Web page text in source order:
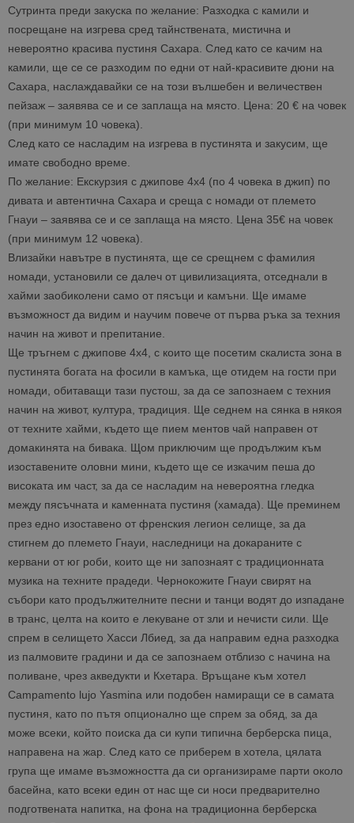
Сутринта преди закуска по желание: Разходка с камили и
посрещане на изгрева сред тайнствената, мистична и
невероятно красива пустиня Сахара. След като се качим на
камили, ще се се разходим по едни от най-красивите дюни на
Сахара, наслаждавайки се на този вълшебен и величествен
пейзаж – заявява се и се заплаща на място. Цена: 20 € на човек
(при минимум 10 човека).
След като се насладим на изгрева в пустинята и закусим, ще
имате свободно време.
По желание: Екскурзия с джипове 4х4 (по 4 човека в джип) по
дивата и автентична Сахара и среща с номади от племето
Гнауи – заявява се и се заплаща на място. Цена 35€ на човек
(при минимум 12 човека).
Влизайки навътре в пустинята, ще се срещнем с фамилия
номади, установили се далеч от цивилизацията, отседнали в
хайми заобиколени само от пясъци и камъни. Ще имаме
възможност да видим и научим повече от първа ръка за техния
начин на живот и препитание.
Ще тръгнем с джипове 4х4, с които ще посетим скалиста зона в
пустинята богата на фосили в камъка, ще отидем на гости при
номади, обитаващи тази пустош, за да се запознаем с техния
начин на живот, култура, традиция. Ще седнем на сянка в някоя
от техните хайми, където ще пием ментов чай направен от
домакинята на бивака. Щом приключим ще продължим към
изоставените оловни мини, където ще се изкачим пеша до
високата им част, за да се насладим на невероятна гледка
между пясъчната и каменната пустиня (хамада). Ще преминем
през едно изоставено от френския легион селище, за да
стигнем до племето Гнауи, наследници на докараните с
кервани от юг роби, които ще ни запознаят с традиционната
музика на техните прадеди. Чернокожите Гнауи свирят на
събори като продължителните песни и танци водят до изпадане
в транс, целта на които е лекуване от зли и нечисти сили. Ще
спрем в селището Хасси Лбиед, за да направим една разходка
из палмовите градини и да се запознаем отблизо с начина на
поливане, чрез акведукти и Кхетара. Връщане към хотел
Campamento lujo Yasmina или подобен намиращи се в самата
пустиня, като по пътя опционално ще спрем за обяд, за да
може всеки, който поиска да си купи типична берберска пица,
направена на жар. След като се приберем в хотела, цялата
група ще имаме възможността да си организираме парти около
басейна, като всеки един от нас ще си носи предварително
подготвената напитка, на фона на традиционна берберска